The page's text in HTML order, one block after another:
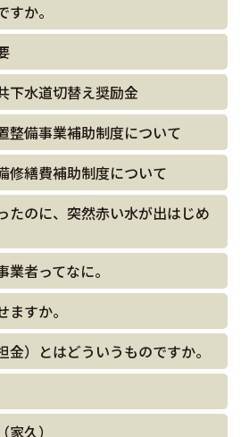
か。
下水道切替え奨励金
整備事業補助制度について
修繕費補助制度について
たのに、突然赤い水が出はじめ
者ってなに。
すか。
金）とはどういうものですか。
久）